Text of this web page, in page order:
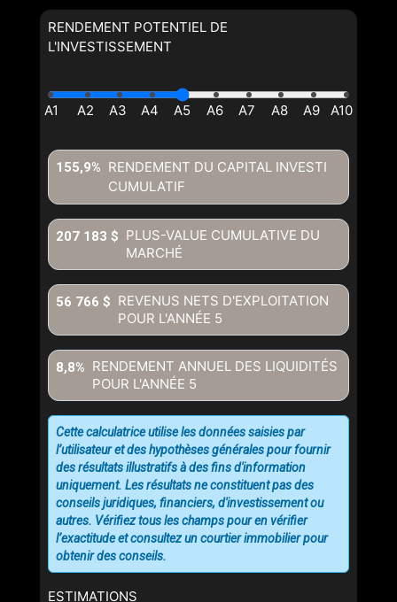
RENDEMENT POTENTIEL DE
L'INVESTISSEMENT
RENDEMENT DU CAPITAL INVESTI
CUMULATIF
155,9%
PLUS-VALUE CUMULATIVE DU
MARCHÉ
207 183 $
REVENUS NETS D'EXPLOITATION
POUR L'ANNÉE 5
56 766 $
RENDEMENT ANNUEL DES LIQUIDITÉS
POUR L'ANNÉE 5
8,8%
ESTIMATIONS
Cette calculatrice utilise les données saisies par
l’utilisateur et des hypothèses générales pour fournir
des résultats illustratifs à des fins d'information
uniquement. Les résultats ne constituent pas des
conseils juridiques, financiers, d'investissement ou
autres. Vérifiez tous les champs pour en vérifier
l’exactitude et consultez un courtier immobilier pour
obtenir des conseils.